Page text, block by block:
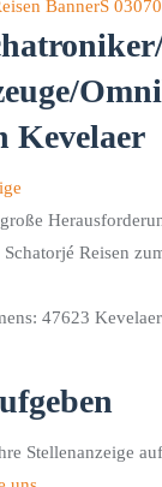
Kevelaer
Reisen
47623 Kevelaer
Stellenanzeige